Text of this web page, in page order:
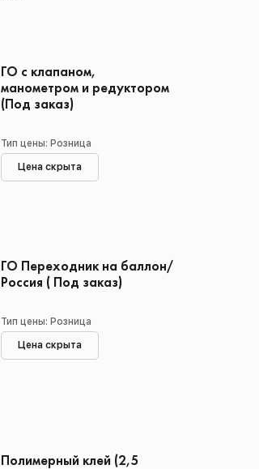
ГО с клапаном,
манометром и редуктором
(Под заказ)
Тип цены: Розница
Цена скрыта
ГО Переходник на баллон/
Россия ( Под заказ)
Тип цены: Розница
Цена скрыта
Полимерный клей (2,5